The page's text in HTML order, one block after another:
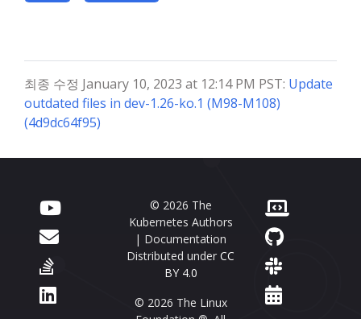
최종 수정 January 10, 2023 at 12:14 PM PST: Update
outdated files in dev-1.26-ko.1 (M98-M108)
(4d9dc64f95)
© 2026 The
Kubernetes Authors
| Documentation
Distributed under CC
BY 4.0
© 2026 The Linux